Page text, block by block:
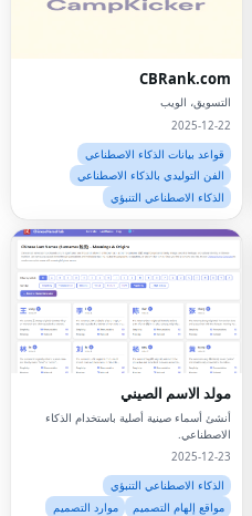
CBRank.com
التسويق، الويب
2025-12-22
قواعد بيانات الذكاء الاصطناعي
الفن التوليدي بالذكاء الاصطناعي
الذكاء الاصطناعي التنبؤي
مولد الاسم الصيني
أنشئ أسماء صينية أصلية باستخدام الذكاء
الاصطناعي.
2025-12-23
الذكاء الاصطناعي التنبؤي
مواقع إلهام التصميم
موارد التصميم